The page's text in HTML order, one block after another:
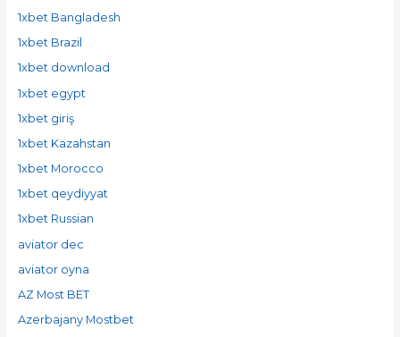
1xbet Bangladesh
1xbet Brazil
1xbet download
1xbet egypt
1xbet giriş
1xbet Kazahstan
1xbet Morocco
1xbet qeydiyyat
1xbet Russian
aviator dec
aviator oyna
AZ Most BET
Azerbajany Mostbet